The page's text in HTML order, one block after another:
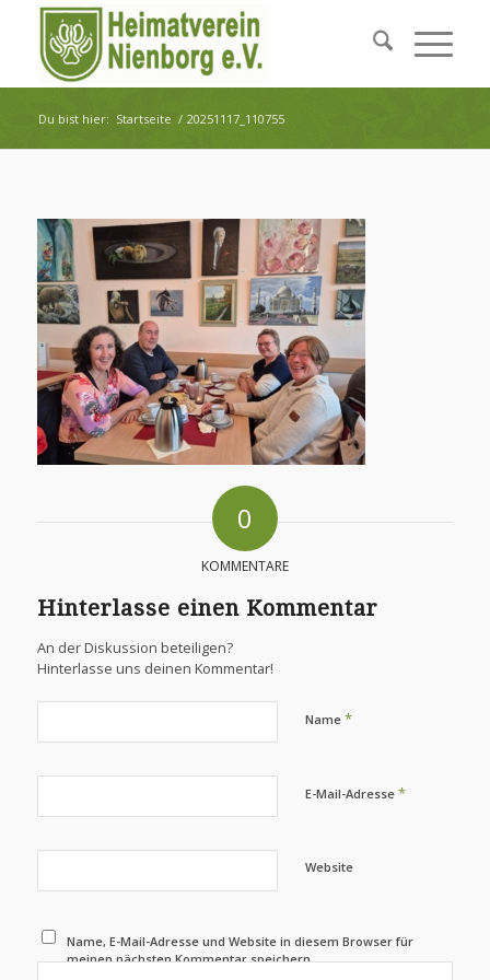
Du bist hier: Startseite / 20251117_110755
0
KOMMENTARE
Hinterlasse einen Kommentar
An der Diskussion beteiligen?
Hinterlasse uns deinen Kommentar!
Name *
E-Mail-Adresse *
Website
Name, E-Mail-Adresse und Website in diesem Browser für
meinen nächsten Kommentar speichern.